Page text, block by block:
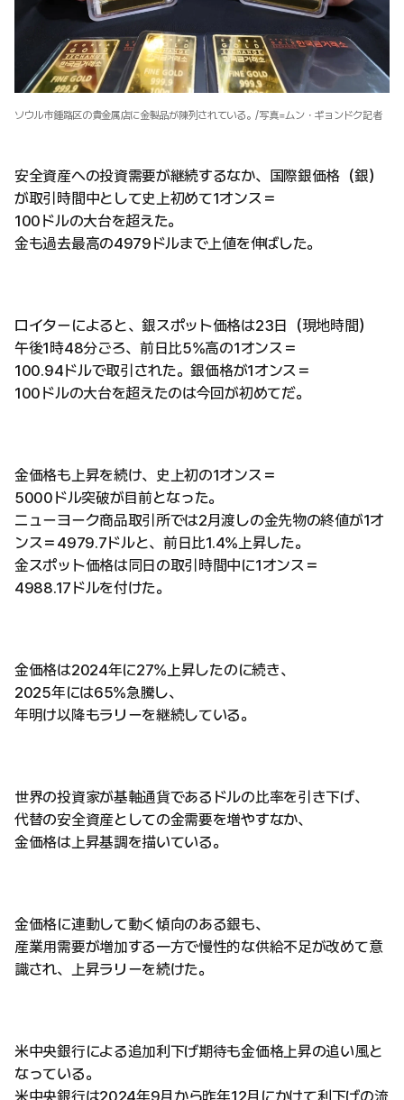
ソウル市鍾路区の貴金属店に金製品が陳列されている。/写真=ムン・ギョンドク記者
安全資産への投資需要が継続するなか、国際銀価格（銀）
が取引時間中として史上初めて1オンス＝
100ドルの大台を超えた。
金も過去最高の4979ドルまで上値を伸ばした。
ロイターによると、銀スポット価格は23日（現地時間）
午後1時48分ごろ、前日比5%高の1オンス＝
100.94ドルで取引された。銀価格が1オンス＝
100ドルの大台を超えたのは今回が初めてだ。
金価格も上昇を続け、史上初の1オンス＝
5000ドル突破が目前となった。
ニューヨーク商品取引所では2月渡しの金先物の終値が1オ
ンス＝4979.7ドルと、前日比1.4%上昇した。
金スポット価格は同日の取引時間中に1オンス＝
4988.17ドルを付けた。
金価格は2024年に27%上昇したのに続き、
2025年には65%急騰し、
年明け以降もラリーを継続している。
世界の投資家が基軸通貨であるドルの比率を引き下げ、
代替の安全資産としての金需要を増やすなか、
金価格は上昇基調を描いている。
金価格に連動して動く傾向のある銀も、
産業用需要が増加する一方で慢性的な供給不足が改めて意
識され、上昇ラリーを続けた。
米中央銀行による追加利下げ期待も金価格上昇の追い風と
なっている。